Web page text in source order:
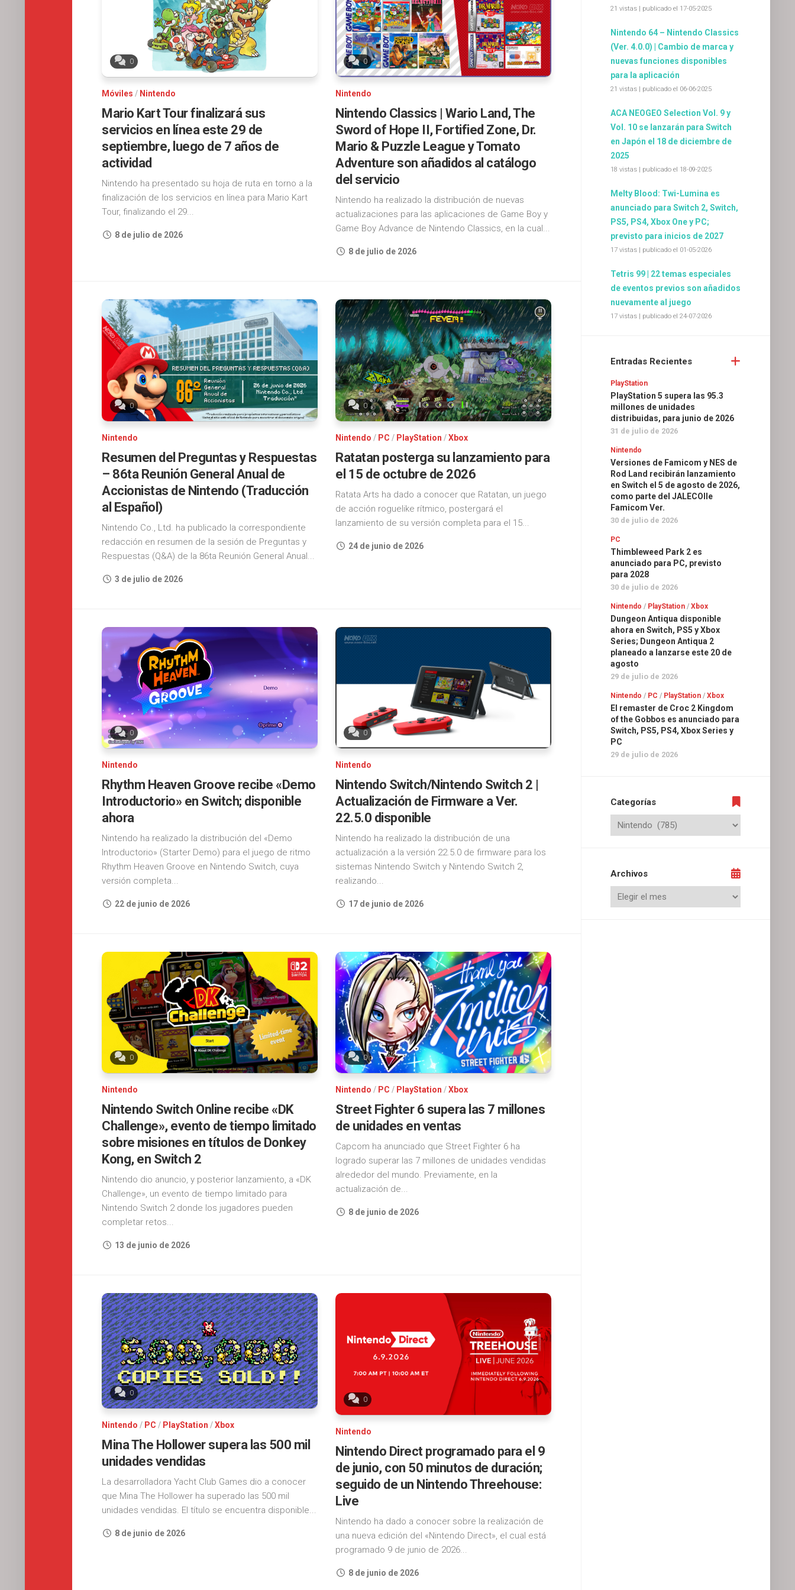
4
PlayStation
5
Xbox
Series
Steam
Epic
GOG
Nintendo
Classics
Nintendo
Online
Expansion
0
Móviles / Nintendo
Mario Kart Tour finalizará sus
servicios en línea este 29 de
septiembre, luego de 7 años de
actividad
Nintendo ha presentado su hoja de ruta en torno a la
finalización de los servicios en línea para Mario Kart
Tour, finalizando el 29...
8 de julio de 2026
0
Nintendo
Nintendo Classics | Wario Land, The
Sword of Hope II, Fortified Zone, Dr.
Mario & Puzzle League y Tomato
Adventure son añadidos al catálogo
del servicio
Nintendo ha realizado la distribución de nuevas
actualizaciones para las aplicaciones de Game Boy y
Game Boy Advance de Nintendo Classics, en la cual...
8 de julio de 2026
0
Nintendo
Resumen del Preguntas y Respuestas
– 86ta Reunión General Anual de
Accionistas de Nintendo (Traducción
al Español)
Nintendo Co., Ltd. ha publicado la correspondiente
redacción en resumen de la sesión de Preguntas y
Respuestas (Q&A) de la 86ta Reunión General Anual...
3 de julio de 2026
0
Nintendo / PC / PlayStation /Xbox
Ratatan posterga su lanzamiento para
el 15 de octubre de 2026
Ratata Arts ha dado a conocer que Ratatan, un juego
de acción roguelike rítmico, postergará el
lanzamiento de su versión completa para el 15...
24 de junio de 2026
0
Nintendo
Rhythm Heaven Groove recibe «Demo
Introductorio» en Switch; disponible
ahora
Nintendo ha realizado la distribución del «Demo
Introductorio» (Starter Demo) para el juego de ritmo
Rhythm Heaven Groove en Nintendo Switch, cuya
versión completa...
22 de junio de 2026
0
Nintendo
Nintendo Switch/Nintendo Switch 2 |
Actualización de Firmware a Ver.
22.5.0 disponible
Nintendo ha realizado la distribución de una
actualización a la versión 22.5.0 de firmware para los
sistemas Nintendo Switch y Nintendo Switch 2,
realizando...
17 de junio de 2026
0
Nintendo
Nintendo Switch Online recibe «DK
Challenge», evento de tiempo limitado
sobre misiones en títulos de Donkey
Kong, en Switch 2
Nintendo dio anuncio, y posterior lanzamiento, a «DK
Challenge», un evento de tiempo limitado para
Nintendo Switch 2 donde los jugadores pueden
completar retos...
13 de junio de 2026
0
Nintendo / PC / PlayStation /Xbox
Street Fighter 6 supera las 7 millones
de unidades en ventas
Capcom ha anunciado que Street Fighter 6 ha
logrado superar las 7 millones de unidades vendidas
alrededor del mundo. Previamente, en la
actualización de...
8 de junio de 2026
0
Nintendo / PC / PlayStation /Xbox
Mina The Hollower supera las 500 mil
unidades vendidas
La desarrolladora Yacht Club Games dio a conocer
que Mina The Hollower ha superado las 500 mil
unidades vendidas. El título se encuentra disponible...
8 de junio de 2026
0
Nintendo
Nintendo Direct programado para el 9
de junio, con 50 minutos de duración;
seguido de un Nintendo Threehouse:
Live
Nintendo ha dado a conocer sobre la realización de
una nueva edición del «Nintendo Direct», el cual está
programado 9 de junio de 2026...
8 de junio de 2026
21 vistas | publicado el 17-05-2025
Nintendo 64 – Nintendo Classics
(Ver. 4.0.0) | Cambio de marca y
nuevas funciones disponibles
para la aplicación
21 vistas | publicado el 06-06-2025
ACA NEOGEO Selection Vol. 9 y
Vol. 10 se lanzarán para Switch
en Japón el 18 de diciembre de
2025
18 vistas | publicado el 18-09-2025
Melty Blood: Twi-Lumina es
anunciado para Switch 2, Switch,
PS5, PS4, Xbox One y PC;
previsto para inicios de 2027
17 vistas | publicado el 01-05-2026
Tetris 99 | 22 temas especiales
de eventos previos son añadidos
nuevamente al juego
17 vistas | publicado el 24-07-2026
Entradas Recientes
PlayStation
PlayStation 5 supera las 95.3
millones de unidades
distribuidas, para junio de 2026
31 de julio de 2026
Nintendo
Versiones de Famicom y NES de
Rod Land recibirán lanzamiento
en Switch el 5 de agosto de 2026,
como parte del JALECOlle
Famicom Ver.
30 de julio de 2026
PC
Thimbleweed Park 2 es
anunciado para PC, previsto
para 2028
30 de julio de 2026
Nintendo / PlayStation / Xbox
Dungeon Antiqua disponible
ahora en Switch, PS5 y Xbox
Series; Dungeon Antiqua 2
planeado a lanzarse este 20 de
agosto
29 de julio de 2026
Nintendo / PC / PlayStation / Xbox
El remaster de Croc 2 Kingdom
of the Gobbos es anunciado para
Switch, PS5, PS4, Xbox Series y
PC
29 de julio de 2026
Categorías
Archivos